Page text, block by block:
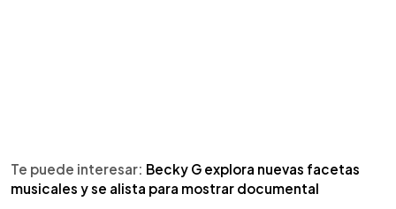
Te puede interesar: Becky G explora nuevas facetas
musicales y se alista para mostrar documental